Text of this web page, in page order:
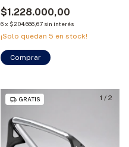
$1.228.000,00
6x $204.666,67 sin interés
¡Solo quedan 5 en stock!
Comprar
1 / 2
GRATIS